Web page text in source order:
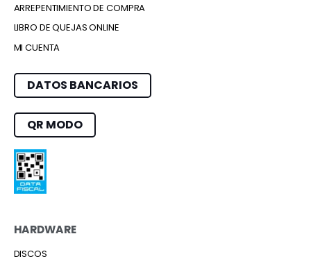
ARREPENTIMIENTO DE COMPRA
LIBRO DE QUEJAS ONLINE
MI CUENTA
DATOS BANCARIOS
QR MODO
HARDWARE
DISCOS